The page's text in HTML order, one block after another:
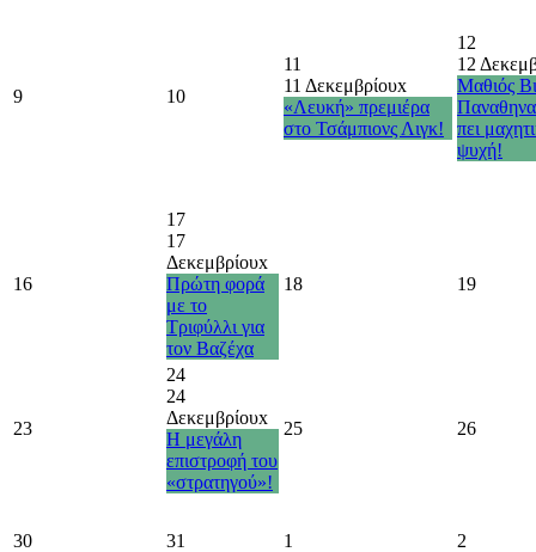
9 10
11
11 Δεκεμβρίουx
«Λευκή» πρεμιέρα
στο Τσάμπιονς Λιγκ!
12
12
Μαθιός
πει
ψυχή!
16
17
17
Δεκεμβρίουx
Πρώτη φορά
με το
Τριφύλλι για
τον Βαζέχα
18 19
23
24
24
Δεκεμβρίουx
Η μεγάλη
επιστροφή του
«στρατηγού»!
25 26
30 31 1 2